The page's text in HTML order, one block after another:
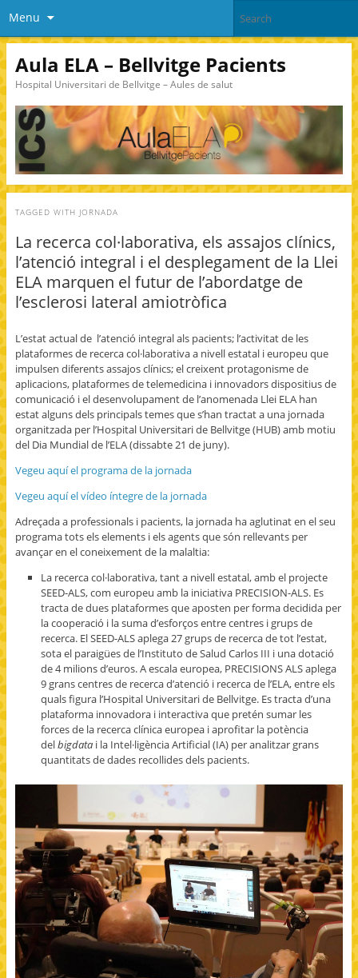
Menu
Aula ELA – Bellvitge Pacients
Hospital Universitari de Bellvitge – Aules de salut
TAGGED WITH JORNADA
La recerca col·laborativa, els assajos clínics,
l’atenció integral i el desplegament de la Llei
ELA marquen el futur de l’abordatge de
l’esclerosi lateral amiotròfica
L’estat actual de l’atenció integral als pacients; l’activitat de les
plataformes de recerca col·laborativa a nivell estatal i europeu que
impulsen diferents assajos clínics; el creixent protagonisme de
aplicacions, plataformes de telemedicina i innovadors dispositius de
comunicació i el desenvolupament de l’anomenada Llei ELA han
estat alguns dels principals temes que s’han tractat a una jornada
organitzada per l’Hospital Universitari de Bellvitge (HUB) amb motiu
del Dia Mundial de l’ELA (dissabte 21 de juny).
Vegeu aquí el programa de la jornada
Vegeu aquí el vídeo íntegre de la jornada
Adreçada a professionals i pacients, la jornada ha aglutinat en el seu
programa tots els elements i els agents que són rellevants per
avançar en el coneixement de la malaltia:
La recerca col·laborativa, tant a nivell estatal, amb el projecte
SEED-ALS, com europeu amb la iniciativa PRECISION-ALS. Es
tracta de dues plataformes que aposten per forma decidida per
la cooperació i la suma d’esforços entre centres i grups de
recerca. El SEED-ALS aplega 27 grups de recerca de tot l’estat,
sota el paraigües de l’Instituto de Salud Carlos III i una dotació
de 4 milions d’euros. A escala europea, PRECISIONS ALS aplega
9 grans centres de recerca d’atenció i recerca de l’ELA, entre els
quals figura l’Hospital Universitari de Bellvitge. Es tracta d’una
plataforma innovadora i interactiva que pretén sumar les
forces de la recerca clínica europea i aprofitar la potència
delbigdata i la Intel·ligència Artificial (IA) per analitzar grans
quantitats de dades recollides dels pacients.